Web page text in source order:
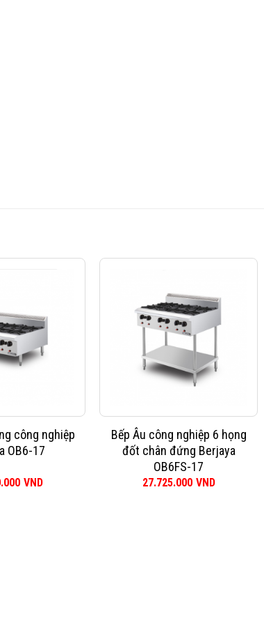
công nghiệp
OB6-17
VND
Bếp Âu công nghiệp 6 họng
đốt chân đứng Berjaya
OB6FS-17
27.725.000 VND